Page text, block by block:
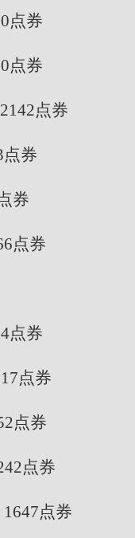
点券
点券
点券
券
券
点券
点券
点券
点券
点券
点券